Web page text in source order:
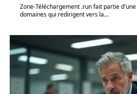
Zone-Téléchargement .run fait partie
domaines qui redirigent vers la…